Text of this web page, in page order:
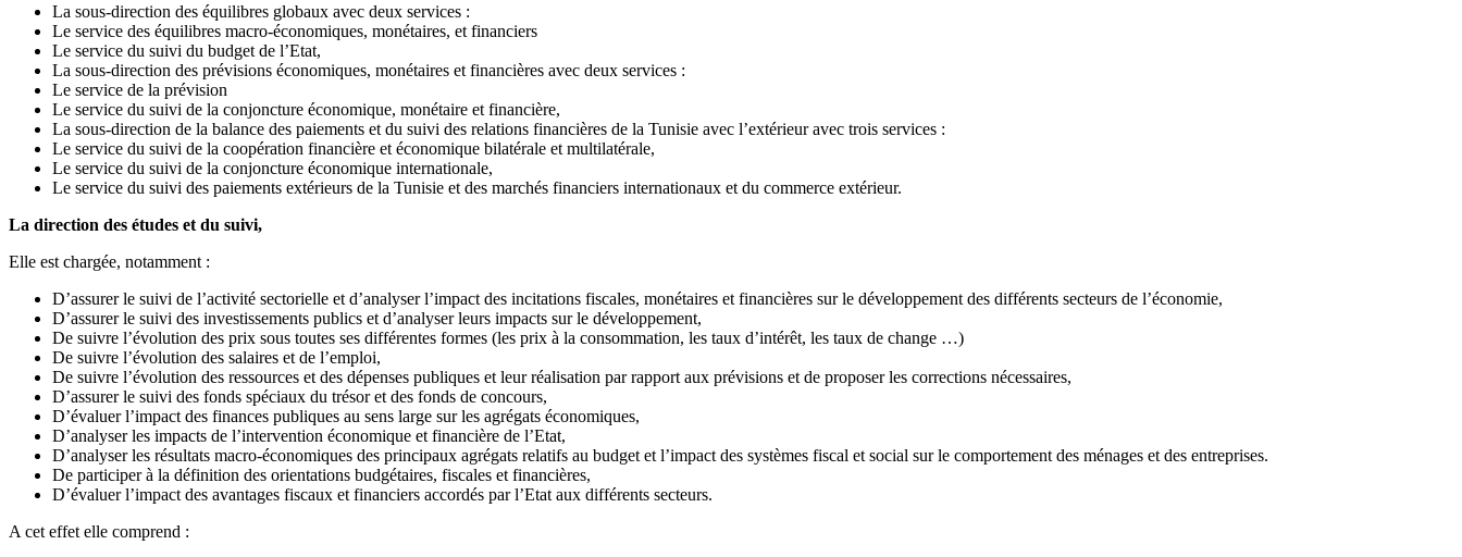
La sous-direction des équilibres globaux avec deux services :
Le service des équilibres macro-économiques, monétaires, et financiers
Le service du suivi du budget de l’Etat,
La sous-direction des prévisions économiques, monétaires et financières avec deux services :
Le service de la prévision
Le service du suivi de la conjoncture économique, monétaire et financière,
La sous-direction de la balance des paiements et du suivi des relations financières de la Tunisie avec l’extérieur avec trois services :
Le service du suivi de la coopération financière et économique bilatérale et multilatérale,
Le service du suivi de la conjoncture économique internationale,
Le service du suivi des paiements extérieurs de la Tunisie et des marchés financiers internationaux et du commerce extérieur.
La direction des études et du suivi,
Elle est chargée, notamment :
D’assurer le suivi de l’activité sectorielle et d’analyser l’impact des incitations fiscales, monétaires et financières sur le développement des différents secteurs de l’économie,
D’assurer le suivi des investissements publics et d’analyser leurs impacts sur le développement,
De suivre l’évolution des prix sous toutes ses différentes formes (les prix à la consommation, les taux d’intérêt, les taux de change …)
De suivre l’évolution des salaires et de l’emploi,
De suivre l’évolution des ressources et des dépenses publiques et leur réalisation par rapport aux prévisions et de proposer les corrections nécessaires,
D’assurer le suivi des fonds spéciaux du trésor et des fonds de concours,
D’évaluer l’impact des finances publiques au sens large sur les agrégats économiques,
D’analyser les impacts de l’intervention économique et financière de l’Etat,
D’analyser les résultats macro-économiques des principaux agrégats relatifs au budget et l’impact des systèmes fiscal et social sur le comportement des ménages et des entreprises.
De participer à la définition des orientations budgétaires, fiscales et financières,
D’évaluer l’impact des avantages fiscaux et financiers accordés par l’Etat aux différents secteurs.
A cet effet elle comprend :